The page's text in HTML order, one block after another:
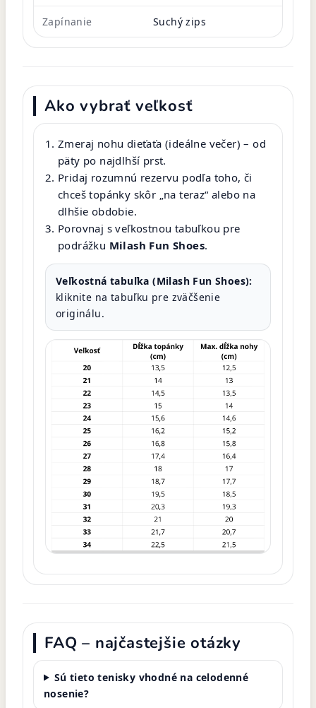
Zapínanie Suchý zips
Ako vybrať veľkosť
Zmeraj nohu dieťaťa (ideálne večer) – od
päty po najdlhší prst.
Pridaj rozumnú rezervu podľa toho, či
chceš topánky skôr „na teraz“ alebo na
dlhšie obdobie.
Porovnaj s veľkostnou tabuľkou pre
podrážku Milash Fun Shoes.
Veľkostná tabuľka (Milash Fun Shoes):
kliknite na tabuľku pre zväčšenie
originálu.
FAQ – najčastejšie otázky
Sú tieto tenisky vhodné na celodenné
nosenie?